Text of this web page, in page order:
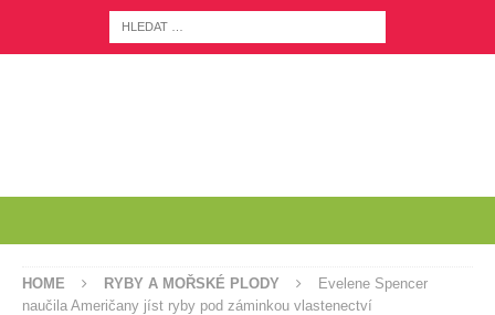
HOME RYBY A MOŘSKÉ PLODY
Evelene Spencer
naučila Američany jíst ryby pod záminkou vlastenectví